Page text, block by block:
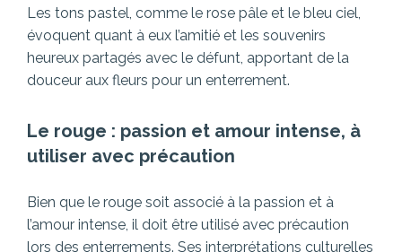
Les tons pastel, comme le rose pâle et le bleu ciel,
évoquent quant à eux l’amitié et les souvenirs
heureux partagés avec le défunt, apportant de la
douceur aux fleurs pour un enterrement.
Le rouge : passion et amour intense, à
utiliser avec précaution
Bien que le rouge soit associé à la passion et à
l’amour intense, il doit être utilisé avec précaution
lors des enterrements. Ses interprétations culturelles